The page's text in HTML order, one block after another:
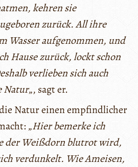
kehren sie
zurück. All ihre
Wasser aufgenommen, und
Hause zurück, lockt schon
verlieben sich auch
Natur„, sagt er.
Natur einen empfindlicher
„Hier bemerke ich
der Weißdorn blutrot wird,
verdunkelt. Wie Ameisen,